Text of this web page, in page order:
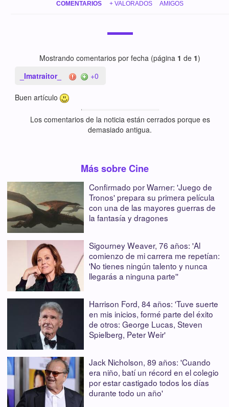
COMENTARIOS + VALORADOS AMIGOS
Mostrando comentarios por fecha (página 1 de 1)
_Imatraitor_
+0
Buen artículo
Los comentarios de la noticia están cerrados porque es
demasiado antigua.
Más sobre Cine
Confirmado por Warner: 'Juego de
Tronos' prepara su primera película
con una de las mayores guerras de
la fantasía y dragones
Sigourney Weaver, 76 años: 'Al
comienzo de mi carrera me repetían:
'No tienes ningún talento y nunca
llegarás a ninguna parte''
Harrison Ford, 84 años: 'Tuve suerte
en mis inicios, formé parte del éxito
de otros: George Lucas, Steven
Spielberg, Peter Weir'
Jack Nicholson, 89 años: 'Cuando
era niño, batí un récord en el colegio
por estar castigado todos los días
durante todo un año'